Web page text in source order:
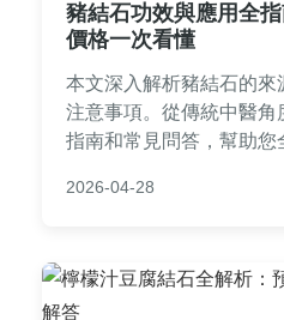
豬結石功效與應用全指
價格一次看懂
本文深入解析豬結石的來
注意事項。從傳統中醫角
指南和常見問答，幫助您
決所有關於豬結石的疑問
2026-04-28